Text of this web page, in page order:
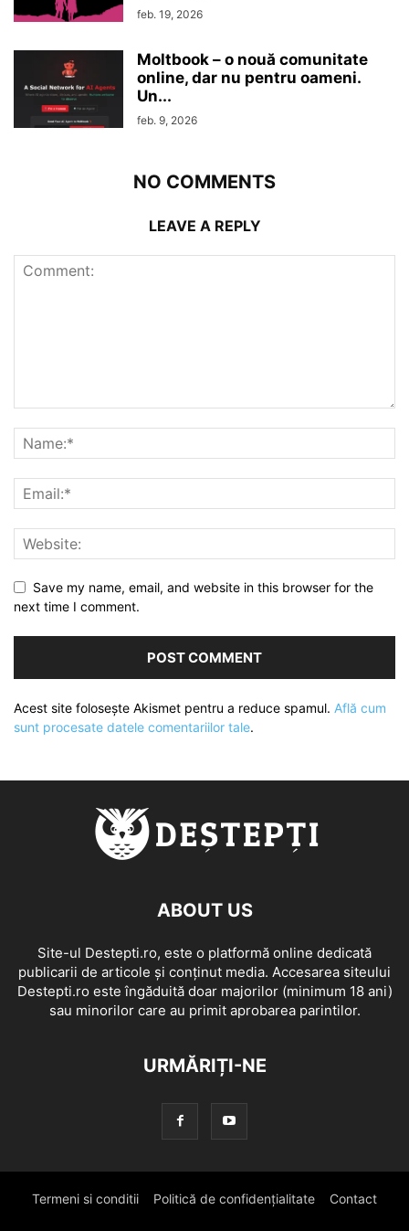
feb. 19, 2026
Moltbook – o nouă comunitate
online, dar nu pentru oameni.
Un...
feb. 9, 2026
NO COMMENTS
LEAVE A REPLY
Save my name, email, and website in this browser for the
next time I comment.
Acest site folosește Akismet pentru a reduce spamul. Află cum
sunt procesate datele comentariilor tale.
ABOUT US
Site-ul Destepti.ro, este o platformă online dedicată
publicarii de articole și conținut media. Accesarea siteului
Destepti.ro este îngăduită doar majorilor (minimum 18 ani)
sau minorilor care au primit aprobarea parintilor.
URMĂRIȚI-NE
Termeni si conditii Politică de confidențialitate Contact